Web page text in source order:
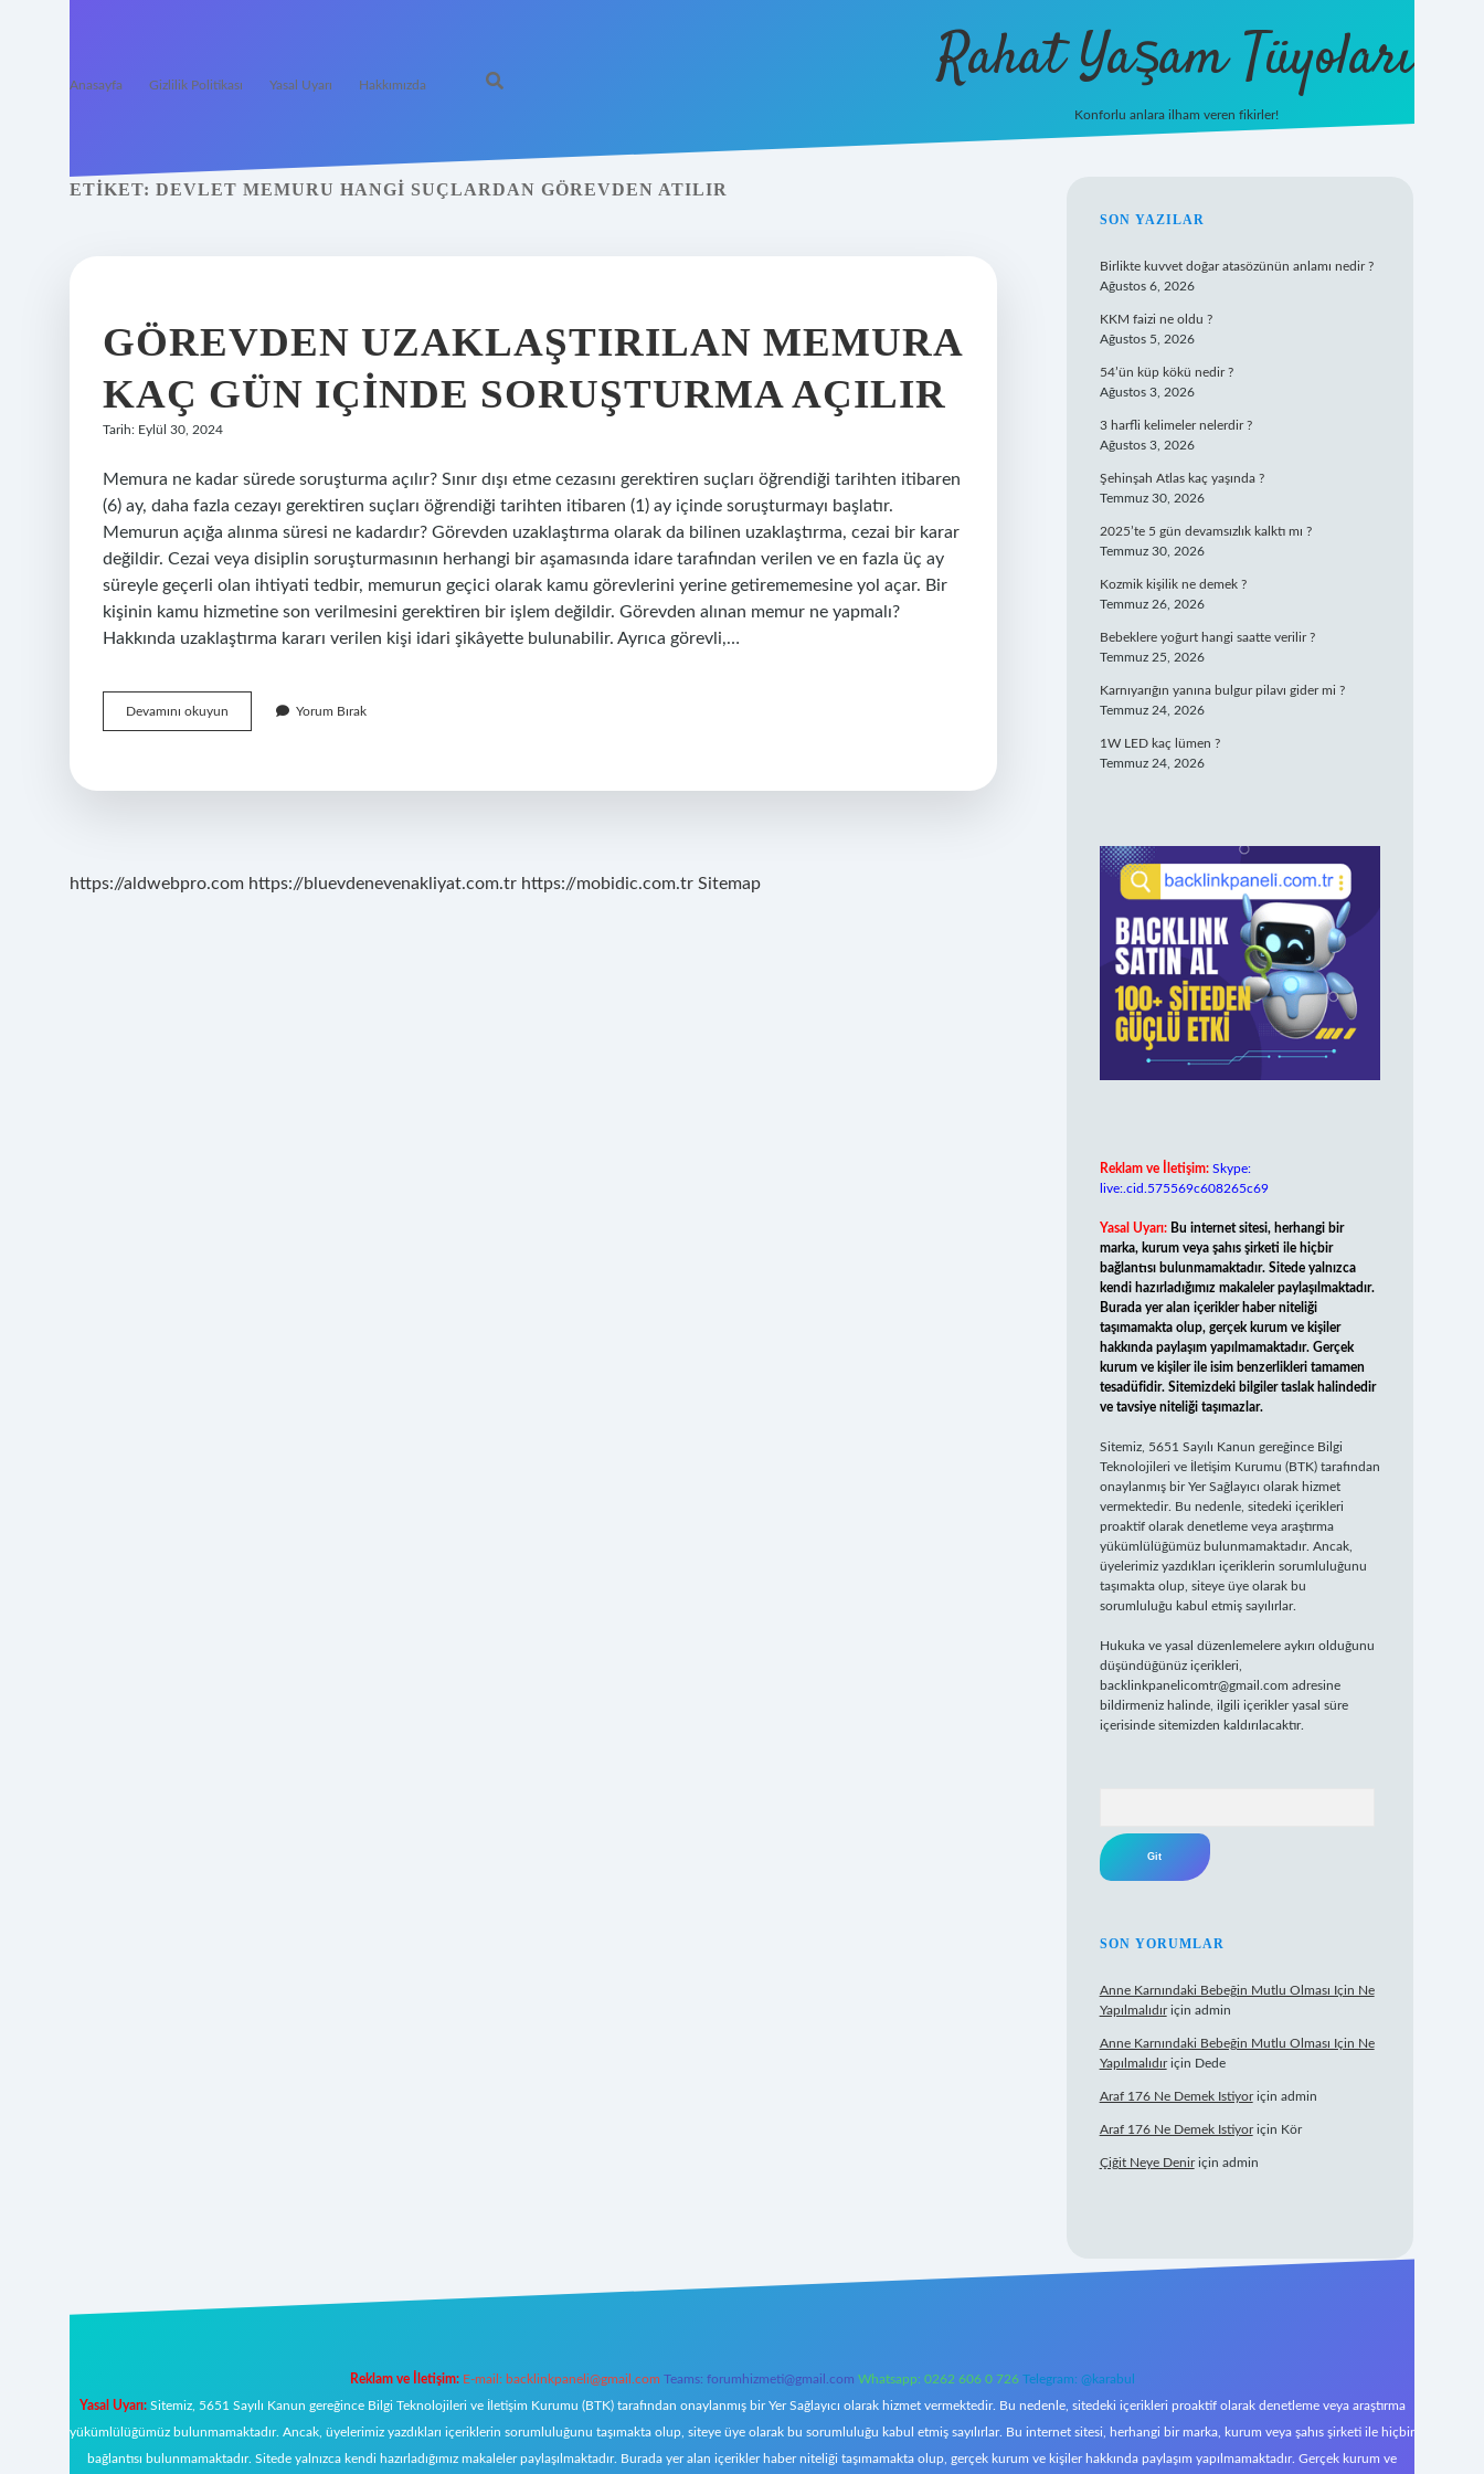
Anasayfa Gizlilik Politikası Yasal Uyarı Hakkımızda Rahat Yaşam Tüyoları
Konforlu anlara ilham veren fikirler!
ETIKET: DEVLET MEMURU HANGI SUÇLARDAN GÖREVDEN ATILIR
GÖREVDEN UZAKLAŞTIRILAN MEMURA
KAÇ GÜN IÇINDE SORUŞTURMA AÇILIR
Tarih: Eylül 30, 2024
Memura ne kadar sürede soruşturma açılır? Sınır dışı etme cezasını gerektiren suçları öğrendiği tarihten itibaren
(6) ay, daha fazla cezayı gerektiren suçları öğrendiği tarihten itibaren (1) ay içinde soruşturmayı başlatır.
Memurun açığa alınma süresi ne kadardır? Görevden uzaklaştırma olarak da bilinen uzaklaştırma, cezai bir karar
değildir. Cezai veya disiplin soruşturmasının herhangi bir aşamasında idare tarafından verilen ve en fazla üç ay
süreyle geçerli olan ihtiyati tedbir, memurun geçici olarak kamu görevlerini yerine getirememesine yol açar. Bir
kişinin kamu hizmetine son verilmesini gerektiren bir işlem değildir. Görevden alınan memur ne yapmalı?
Hakkında uzaklaştırma kararı verilen kişi idari şikâyette bulunabilir. Ayrıca görevli,…
Devamını okuyun Görevden
Uzaklaştırılan
Gün
Yorum Bırak
https://aldwebpro.com https://bluevdenevenakliyat.com.tr https://mobidic.com.tr Sitemap
SIDEBAR
SON YAZILAR
Birlikte kuvvet doğar atasözünün anlamı nedir ?
Ağustos 6, 2026
KKM faizi ne oldu ?
Ağustos 5, 2026
54’ün küp kökü nedir ?
Ağustos 3, 2026
3 harfli kelimeler nelerdir ?
Ağustos 3, 2026
Şehinşah Atlas kaç yaşında ?
Temmuz 30, 2026
2025’te 5 gün devamsızlık kalktı mı ?
Temmuz 30, 2026
Kozmik kişilik ne demek ?
Temmuz 26, 2026
Bebeklere yoğurt hangi saatte verilir ?
Temmuz 25, 2026
Karnıyarığın yanına bulgur pilavı gider mi ?
Temmuz 24, 2026
1W LED kaç lümen ?
Temmuz 24, 2026
Reklam ve İletişim: Skype:
live:.cid.575569c608265c69
Yasal Uyarı: Bu internet sitesi, herhangi bir
marka, kurum veya şahıs şirketi ile hiçbir
bağlantısı bulunmamaktadır. Sitede yalnızca
kendi hazırladığımız makaleler paylaşılmaktadır.
Burada yer alan içerikler haber niteliği
taşımamakta olup, gerçek kurum ve kişiler
hakkında paylaşım yapılmamaktadır. Gerçek
kurum ve kişiler ile isim benzerlikleri tamamen
tesadüfidir. Sitemizdeki bilgiler taslak halindedir
ve tavsiye niteliği taşımazlar.
Sitemiz, 5651 Sayılı Kanun gereğince Bilgi
Teknolojileri ve İletişim Kurumu (BTK) tarafından
onaylanmış bir Yer Sağlayıcı olarak hizmet
vermektedir. Bu nedenle, sitedeki içerikleri
proaktif olarak denetleme veya araştırma
yükümlülüğümüz bulunmamaktadır. Ancak,
üyelerimiz yazdıkları içeriklerin sorumluluğunu
taşımakta olup, siteye üye olarak bu
sorumluluğu kabul etmiş sayılırlar.
Hukuka ve yasal düzenlemelere aykırı olduğunu
düşündüğünüz içerikleri,
backlinkpanelicomtr@gmail.com adresine
bildirmeniz halinde, ilgili içerikler yasal süre
içerisinde sitemizden kaldırılacaktır.
SON YORUMLAR
Anne Karnındaki Bebeğin Mutlu Olması Için Ne
Yapılmalıdıriçin admin
Anne Karnındaki Bebeğin Mutlu Olması Için Ne
Yapılmalıdıriçin Dede
Araf 176 Ne Demek Istiyoriçin admin
Araf 176 Ne Demek Istiyoriçin Kör
Çiğit Neye Deniriçin admin
Reklam ve İletişim: E-mail: backlinkpaneli@gmail.com Teams: forumhizmeti@gmail.com Whatsapp: 0262 606 0 726 Telegram: @karabul
Yasal Uyarı:Sitemiz, 5651 Sayılı Kanun gereğince Bilgi Teknolojileri ve İletişim Kurumu (BTK) tarafından onaylanmış bir Yer Sağlayıcı olarak hizmet vermektedir. Bu nedenle, sitedeki içerikleri proaktif olarak denetleme veya araştırma
yükümlülüğümüz bulunmamaktadır. Ancak, üyelerimiz yazdıkları içeriklerin sorumluluğunu taşımakta olup, siteye üye olarak bu sorumluluğu kabul etmiş sayılırlar. Bu internet sitesi, herhangi bir marka, kurum veya şahıs şirketi ile hiçbir
bağlantısı bulunmamaktadır. Sitede yalnızca kendi hazırladığımız makaleler paylaşılmaktadır. Burada yer alan içerikler haber niteliği taşımamakta olup, gerçek kurum ve kişiler hakkında paylaşım yapılmamaktadır. Gerçek kurum ve